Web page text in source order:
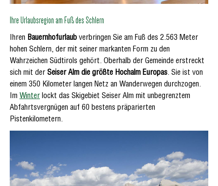
Ihre Urlaubsregion am Fuß des Schlern
Ihren Bauernhofurlaub verbringen Sie am Fuß des 2.563 Meter
hohen Schlern, der mit seiner markanten Form zu den
Wahrzeichen Südtirols gehört. Oberhalb der Gemeinde erstreckt
sich mit der Seiser Alm die größte Hochalm Europas. Sie ist von
einem 350 Kilometer langen Netz an Wanderwegen durchzogen.
Im Winter lockt das Skigebiet Seiser Alm mit unbegrenztem
Abfahrtsvergnügen auf 60 bestens präparierten
Pistenkilometern.